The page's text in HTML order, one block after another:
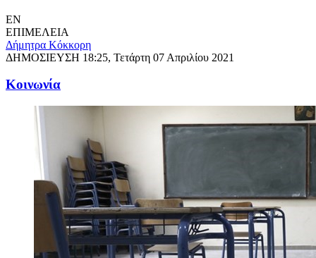
EN
ΕΠΙΜΕΛΕΙΑ
Δήμητρα Κόκκορη
ΔΗΜΟΣΙΕΥΣΗ 18:25, Τετάρτη 07 Απριλίου 2021
Κοινωνία